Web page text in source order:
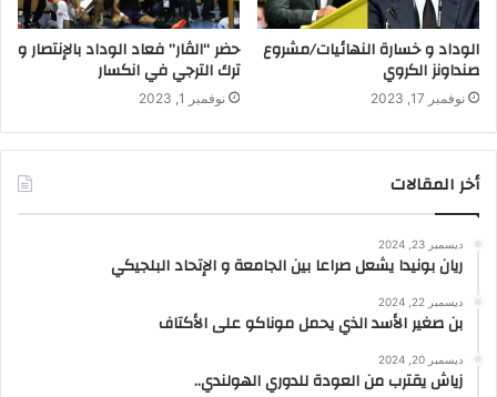
الوداد و خسارة النهائيات/مشروع
صنداونز الكروي
نوفمبر 17, 2023
حضر “الڤار” فعاد الوداد بالإنتصار و
ترك الترجي في انكسار
نوفمبر 1, 2023
أخر المقالات
ديسمبر 23, 2024
ريان بونيدا يشعل صراعا بين الجامعة و الإتحاد البلجيكي
ديسمبر 22, 2024
بن صغير الأسد الذي يحمل موناكو على الأكتاف
ديسمبر 20, 2024
زياش يقترب من العودة للدوري الهولندي..